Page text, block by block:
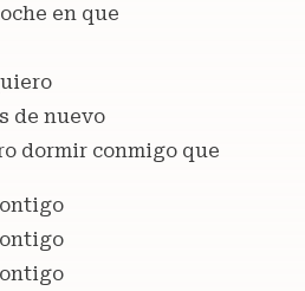
en que
de nuevo
dormir conmigo que